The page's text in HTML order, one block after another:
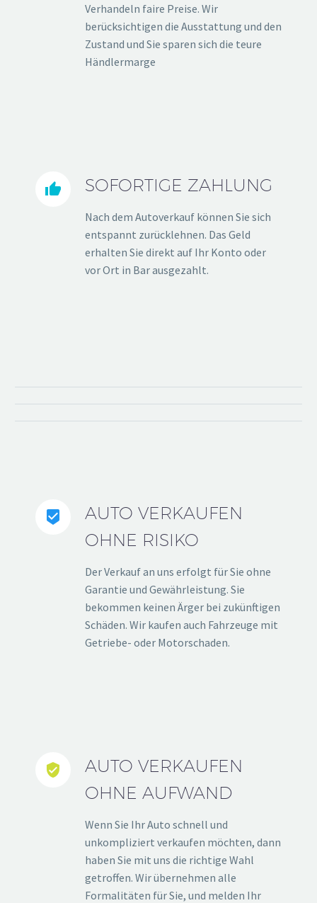
Verhandeln faire Preise. Wir
berücksichtigen die Ausstattung und den
Zustand und Sie sparen sich die teure
Händlermarge

 SOFORTIGE ZAHLUNG
Nach dem Autoverkauf können Sie sich
entspannt zurücklehnen. Das Geld
erhalten Sie direkt auf Ihr Konto oder
vor Ort in Bar ausgezahlt.


AUTO VERKAUFEN
OHNE RISIKO
Der Verkauf an uns erfolgt für Sie ohne
Garantie und Gewährleistung. Sie
bekommen keinen Ärger bei zukünftigen
Schäden. Wir kaufen auch Fahrzeuge mit
Getriebe- oder Motorschaden.


AUTO VERKAUFEN
OHNE AUFWAND
Wenn Sie Ihr Auto schnell und
unkompliziert verkaufen möchten, dann
haben Sie mit uns die richtige Wahl
getroffen. Wir übernehmen alle
Formalitäten für Sie, und melden Ihr